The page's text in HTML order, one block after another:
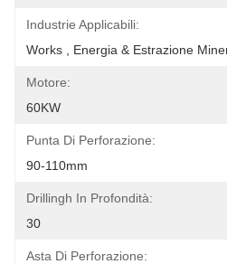
Industrie Applicabili:
Works , Energia & Estrazione
Motore:
60KW
Punta Di Perforazione:
90-110mm
Drillingh In Profondità:
30
Asta Di Perforazione: